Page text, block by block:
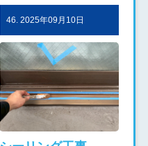
46. 2025年09月10日